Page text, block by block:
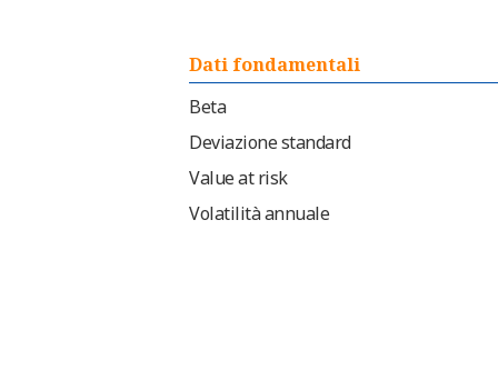
Dati fondamentali
Beta
Deviazione standard
Value at risk
Volatilità annuale